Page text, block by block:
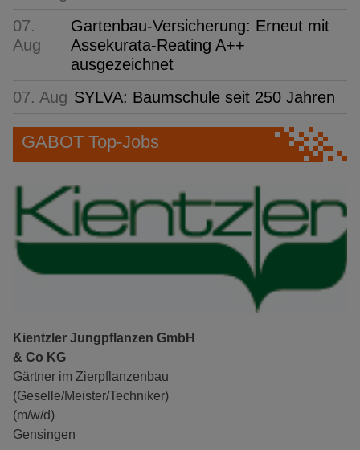
07.
Aug
Gartenbau-Versicherung: Erneut mit
Assekurata-Reating A++
ausgezeichnet
07. Aug SYLVA: Baumschule seit 250 Jahren
GABOT Top-Jobs
Kientzler Jungpflanzen GmbH
& Co KG
Gärtner im Zierpflanzenbau
(Geselle/Meister/Techniker)
(m/w/d)
Gensingen